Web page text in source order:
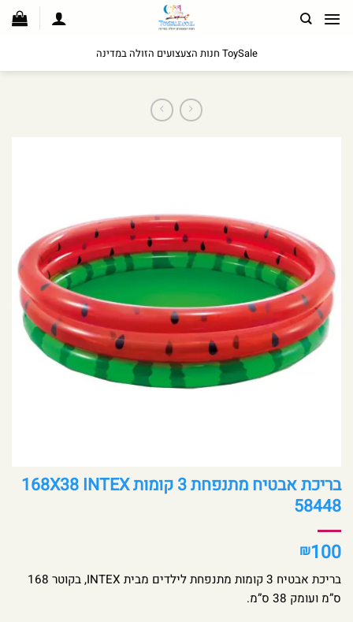
לתוכן
ToySale חנות הצעצועים הזולה במדינה
בריכת אבטיח מתנפחת 3 קומות 168X38 INTEX
58448
₪100
בריכת אבטיח 3 קומות מתנפחת לילדים מבית INTEX, בקוטר 168
ס”מ ועומק 38 ס”מ.